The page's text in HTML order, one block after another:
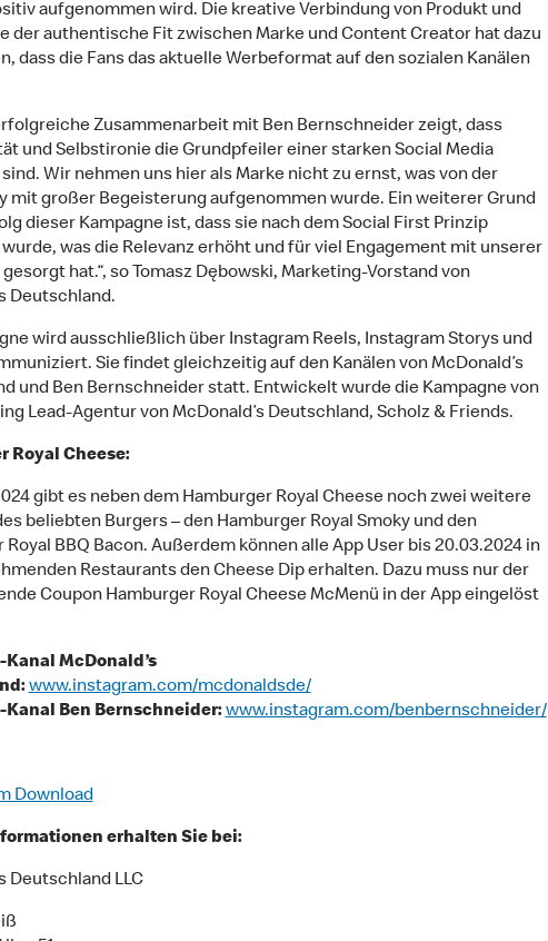
aufgenommen wird. Die kreative Verbindung von Produkt und
der authentische Fit zwischen Marke und Content Creator hat dazu
dass die Fans das aktuelle Werbeformat auf den sozialen Kanälen
Zusammenarbeit mit Ben Bernschneider zeigt, dass
und Selbstironie die Grundpfeiler einer starken Social Media
Wir nehmen uns hier als Marke nicht zu ernst, was von der
mit großer Begeisterung aufgenommen wurde. Ein weiterer Grund
dieser Kampagne ist, dass sie nach dem Social First Prinzip
was die Relevanz erhöht und für viel Engagement mit unserer
hat.“, so Tomasz Dębowski, Marketing-Vorstand von
Deutschland.
wird ausschließlich über Instagram Reels, Instagram Storys und
Sie findet gleichzeitig auf den Kanälen von McDonald’s
und Ben Bernschneider statt. Entwickelt wurde die Kampagne von
Lead-Agentur von McDonald’s Deutschland, Scholz & Friends.
Royal Cheese:
gibt es neben dem Hamburger Royal Cheese noch zwei weitere
beliebten Burgers – den Hamburger Royal Smoky und den
Royal BBQ Bacon. Außerdem können alle App User bis 20.03.2024 in
Restaurants den Cheese Dip erhalten. Dazu muss nur der
Coupon Hamburger Royal Cheese McMenü in der App eingelöst
McDonald’s
www.instagram.com/mcdonaldsde/
Kanal Ben Bernschneider: www.instagram.com/benbernschneider/
Download
erhalten Sie bei:
Deutschland LLC